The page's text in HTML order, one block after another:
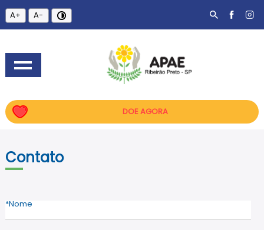
A+ A-
DOE AGORA
Contato
Nome